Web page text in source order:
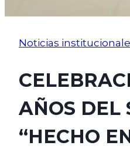
Noticias
AÑOS DEL
“HECHO